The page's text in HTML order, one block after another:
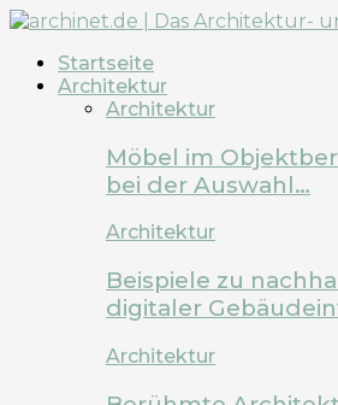
Startseite
Architektur
Architektur
Möbel im
bei der Auswahl…
Architektur
Beispiele zu
digitaler
Architektur